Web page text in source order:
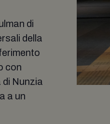
di
della
con
Nunzia
a un